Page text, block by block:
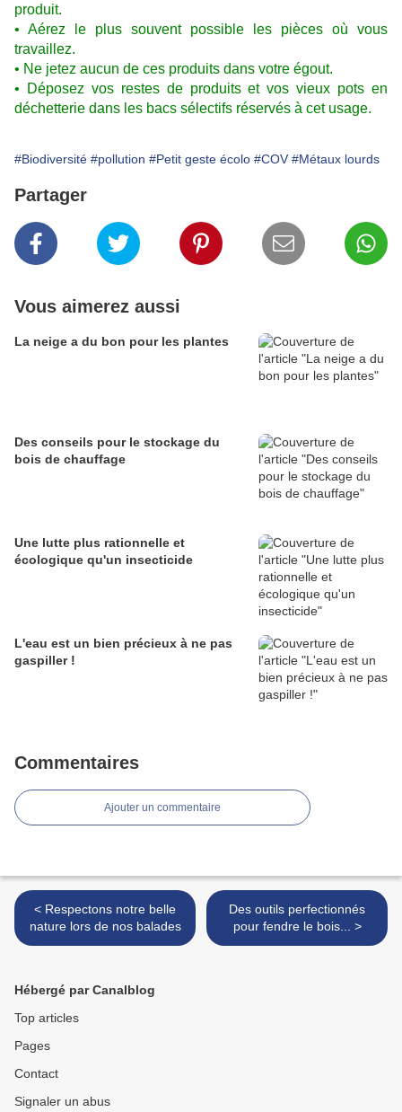
produit.
• Aérez le plus souvent possible les pièces où vous
travaillez.
• Ne jetez aucun de ces produits dans votre égout.
• Déposez vos restes de produits et vos vieux pots en
déchetterie dans les bacs sélectifs réservés à cet usage.
#Biodiversité #pollution #Petit geste écolo #COV #Métaux lourds
Partager
Vous aimerez aussi
La neige a du bon pour les plantes
Des conseils pour le stockage du
bois de chauffage
Une lutte plus rationnelle et
écologique qu'un insecticide
L'eau est un bien précieux à ne pas
gaspiller !
Commentaires
Ajouter un commentaire
< Respectons notre belle
nature lors de nos balades
Des outils perfectionnés
pour fendre le bois... >
Hébergé par Canalblog
Top articles
Pages
Contact
Signaler un abus